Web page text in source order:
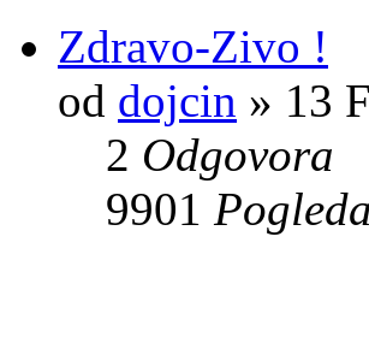
Zdravo-Zivo !
od dojcin » 13
2 Odgovora
9901